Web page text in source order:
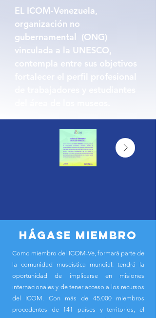
EL ICOM-Venezuela,
organización no
gubernamental (ONG)
vinculada a la UNESCO,
contempla entre sus objetivos
fortalecer el perfil profesional
Hágase miembro
Como miembro del ICOM-Ve, formará parte de
la comunidad museística mundial: tendrá la
oportunidad de implicarse en misiones
internacionales y de tener acceso a los recursos
del ICOM. Con más de 45.000 miembros
procedentes de 141 países y territorios, el